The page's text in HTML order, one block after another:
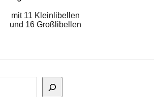
mit 11 Kleinlibellen
und 16 Großlibellen